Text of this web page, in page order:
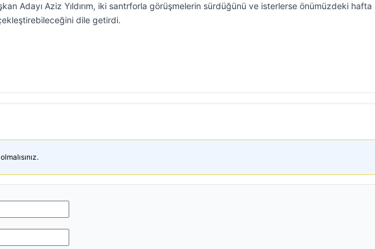
Adayı Aziz Yıldırım, iki santrforla görüşmelerin sürdüğünü ve isterlerse önümüzdeki hafta
dile getirdi.